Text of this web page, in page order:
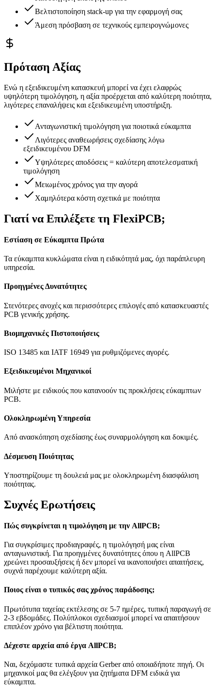
Βελτιστοποίηση stack-up για την εφαρμογή σας
Άμεση πρόσβαση σε τεχνικούς εμπειρογνώμονες
Πρόταση Αξίας
Ενώ η εξειδικευμένη κατασκευή μπορεί να έχει ελαφρώς
υψηλότερη τιμολόγηση, η αξία προέρχεται από καλύτερη ποιότητα,
λιγότερες επαναλήψεις και εξειδικευμένη υποστήριξη.
Ανταγωνιστική τιμολόγηση για ποιοτικά εύκαμπτα
Λιγότερες αναθεωρήσεις σχεδίασης λόγω
εξειδικευμένου DFM
Υψηλότερες αποδόσεις = καλύτερη αποτελεσματική
τιμολόγηση
Μειωμένος χρόνος για την αγορά
Χαμηλότερα κόστη σχετικά με ποιότητα
Γιατί να Επιλέξετε τη FlexiPCB;
Εστίαση σε Εύκαμπτα Πρώτα
Τα εύκαμπτα κυκλώματα είναι η ειδικότητά μας, όχι παράπλευρη
υπηρεσία.
Προηγμένες Δυνατότητες
Στενότερες ανοχές και περισσότερες επιλογές από κατασκευαστές
PCB γενικής χρήσης.
Βιομηχανικές Πιστοποιήσεις
ISO 13485 και IATF 16949 για ρυθμιζόμενες αγορές.
Εξειδικευμένοι Μηχανικοί
Μιλήστε με ειδικούς που κατανοούν τις προκλήσεις εύκαμπτων
PCB.
Ολοκληρωμένη Υπηρεσία
Από ανασκόπηση σχεδίασης έως συναρμολόγηση και δοκιμές.
Δέσμευση Ποιότητας
Υποστηρίζουμε τη δουλειά μας με ολοκληρωμένη διασφάλιση
ποιότητας.
Συχνές Ερωτήσεις
Πώς συγκρίνεται η τιμολόγηση με την AllPCB;
Για συγκρίσιμες προδιαγραφές, η τιμολόγησή μας είναι
ανταγωνιστική. Για προηγμένες δυνατότητες όπου η AllPCB
χρεώνει προσαυξήσεις ή δεν μπορεί να ικανοποιήσει απαιτήσεις,
συχνά παρέχουμε καλύτερη αξία.
Ποιος είναι ο τυπικός σας χρόνος παράδοσης;
Πρωτότυπα ταχείας εκτέλεσης σε 5-7 ημέρες, τυπική παραγωγή σε
2-3 εβδομάδες. Πολύπλοκοι σχεδιασμοί μπορεί να απαιτήσουν
επιπλέον χρόνο για βέλτιστη ποιότητα.
Δέχεστε αρχεία από έργα AllPCB;
Ναι, δεχόμαστε τυπικά αρχεία Gerber από οποιαδήποτε πηγή. Οι
μηχανικοί μας θα ελέγξουν για ζητήματα DFM ειδικά για
εύκαμπτα.